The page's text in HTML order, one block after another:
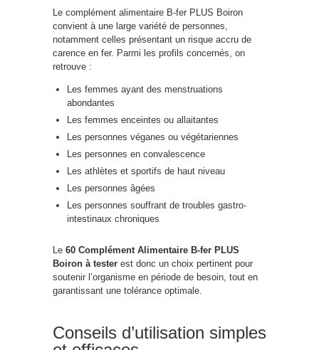
Le complément alimentaire B-fer PLUS Boiron
convient à une large variété de personnes,
notamment celles présentant un risque accru de
carence en fer. Parmi les profils concernés, on
retrouve :
Les femmes ayant des menstruations
abondantes
Les femmes enceintes ou allaitantes
Les personnes véganes ou végétariennes
Les personnes en convalescence
Les athlètes et sportifs de haut niveau
Les personnes âgées
Les personnes souffrant de troubles gastro-
intestinaux chroniques
Le 60 Complément Alimentaire B-fer PLUS
Boiron à tester est donc un choix pertinent pour
soutenir l’organisme en période de besoin, tout en
garantissant une tolérance optimale.
Conseils d’utilisation simples